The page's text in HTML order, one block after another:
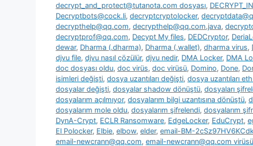
decrypt_and_protect@tutanota.com dosyası,
Decryptbots@cock.li, decryptcryptolocker,
decrypthelp@qq.com, decrypthelp@qq.com.java,
decryptprof@qq.com, Decypt My files, DEDCryptor,
dewar, Dharma (.dharma), Dharma (.wallet), dharma virus,
djvu file, djvu nasıl çözülür, djvu nedir, DMA Locker, DMA
doc dosyası oldu, doc virüs, doc virüsü, Domino, Done,
isimleri değişti, dosya uzantıları değişti, dosya uzantıları
dosyalar değişti, dosyalar shadow dönüştü, dosyaları
dosyalarım açılmıyor, dosyalarım bilgi uzantısına dönüştü,
dosyalarım mole oldu, dosyalarım şifrelendi, dosyalarım
DynA-Crypt, ECLR Ransomware, EdgeLocker, EduCrypt,
El Polocker, Elbie, elbow, elder, email-BM-
email-newcrann@qq.com, email-newcrann@qq.com virüsü